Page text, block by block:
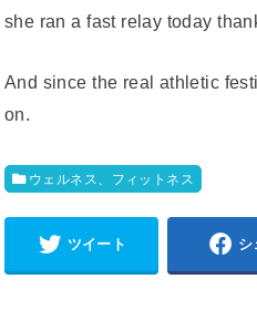
she ran a fast relay today
And since the real athletic
on.
ウェルネス、フィットネス
ツイート シ